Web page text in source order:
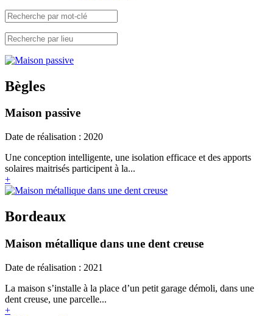
Bègles
Maison passive
Date de réalisation : 2020
Une conception intelligente, une isolation efficace et des apports
solaires maitrisés participent à la...
+
Bordeaux
Maison métallique dans une dent creuse
Date de réalisation : 2021
La maison s’installe à la place d’un petit garage démoli, dans une
dent creuse, une parcelle...
+